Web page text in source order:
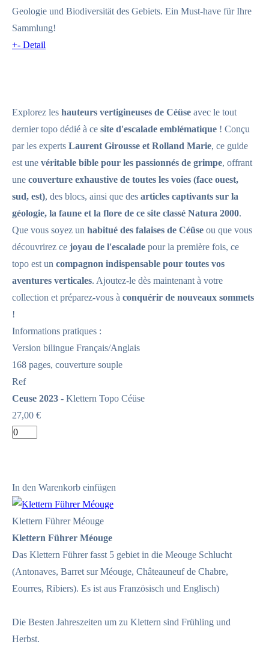
Geologie und Biodiversität des Gebiets. Ein Must-have für Ihre
Sammlung!
+- Detail
Explorez les hauteurs vertigineuses de Céüse avec le tout
dernier topo dédié à ce site d'escalade emblématique ! Conçu
par les experts Laurent Girousse et Rolland Marie, ce guide
est une véritable bible pour les passionnés de grimpe, offrant
une couverture exhaustive de toutes les voies (face ouest,
sud, est), des blocs, ainsi que des articles captivants sur la
géologie, la faune et la flore de ce site classé Natura 2000.
Que vous soyez un habitué des falaises de Céüse ou que vous
découvrirez ce joyau de l'escalade pour la première fois, ce
topo est un compagnon indispensable pour toutes vos
aventures verticales. Ajoutez-le dès maintenant à votre
collection et préparez-vous à conquérir de nouveaux sommets
!
Informations pratiques :
Version bilingue Français/Anglais
168 pages, couverture souple
Ref
Ceuse 2023 - Klettern Topo Céüse
27,00 €
In den Warenkorb einfügen
Klettern Führer Méouge
Klettern Führer Méouge
Das Klettern Führer fasst 5 gebiet in die Meouge Schlucht
(Antonaves, Barret sur Méouge, Châteauneuf de Chabre,
Eourres, Ribiers). Es ist aus Französisch und Englisch)
Die Besten Jahreszeiten um zu Klettern sind Frühling und
Herbst.